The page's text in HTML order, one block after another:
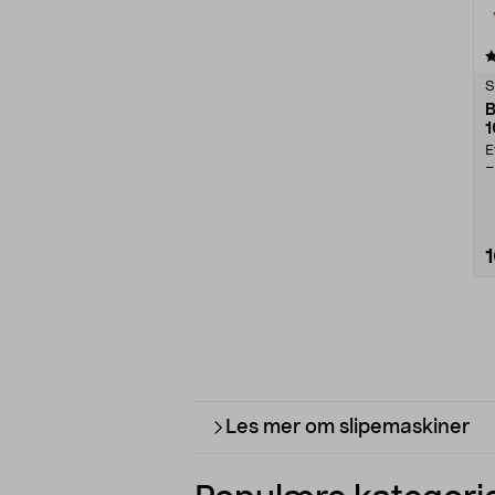
Les mer om slipemaskiner